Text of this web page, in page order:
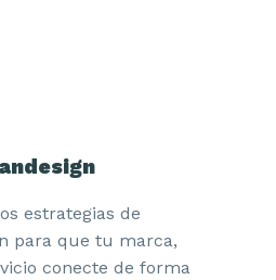
estrategias de
para que tu marca,
conecte de forma